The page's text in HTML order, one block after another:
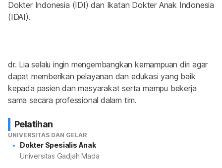
Dokter Indonesia (IDI) dan Ikatan Dokter Anak Indonesia
(IDAI).
dr. Lia selalu ingin mengembangkan kemampuan diri agar
dapat memberikan pelayanan dan edukasi yang baik
kepada pasien dan masyarakat serta mampu bekerja
sama secara professional dalam tim.
Pelatihan
UNIVERSITAS DAN GELAR
Dokter Spesialis Anak
Universitas Gadjah Mada